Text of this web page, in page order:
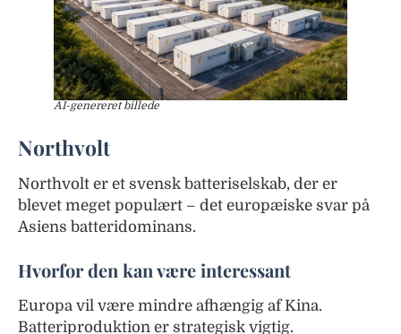
AI-genereret billede
Northvolt
Northvolt er et svensk batteriselskab, der er
blevet meget populært – det europæiske svar på
Asiens batteridominans.
Hvorfor den kan være interessant
Europa vil være mindre afhængig af Kina.
Batteriproduktion er strategisk vigtig.